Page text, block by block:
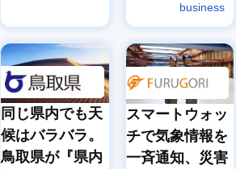
business
同じ県内でも天
候はバラバラ。
鳥取県が『県内
スマートウォッ
チで気象情報を
一斉通知、災害